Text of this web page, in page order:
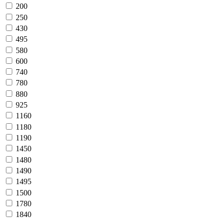
200
250
430
495
580
600
740
780
880
925
1160
1180
1190
1450
1480
1490
1495
1500
1780
1840